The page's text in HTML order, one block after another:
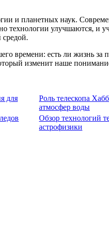
и планетных наук.
технологии улучшаются, и
средой.
времени: есть ли жизнь за
изменит наше
для
Роль телескопа
атмосфер воды
Обзор технологий
астрофизики